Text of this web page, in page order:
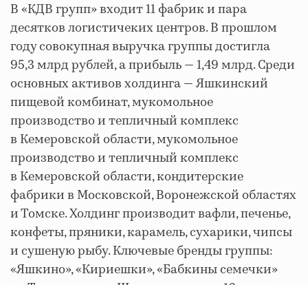
В «КДВ групп» входит 11 фабрик и пара
десятков логистичеких центров. В прошлом
году совокупная выручка группы достигла
95,3 млрд рублей, а прибыль — 1,49 млрд. Среди
основных активов холдинга — Яшкинский
пищевой комбинат, мукомольное
производство и тепличный комплекс
в Кемеровской области, мукомольное
производство и тепличный комплекс
в Кемеровской области, кондитерские
фабрики в Московской, Воронежской областях
и Томске. Холдинг производит вафли, печенье,
конфеты, пряники, карамель, сухарики, чипсы
и сушеную рыбу. Ключевые бренды группы:
«Яшкино», «Кириешки», «Бабкины семечки»